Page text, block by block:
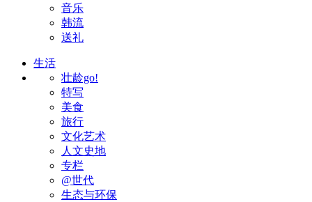
音乐
韩流
送礼
生活
壮龄go!
特写
美食
旅行
文化艺术
人文史地
专栏
@世代
生态与环保